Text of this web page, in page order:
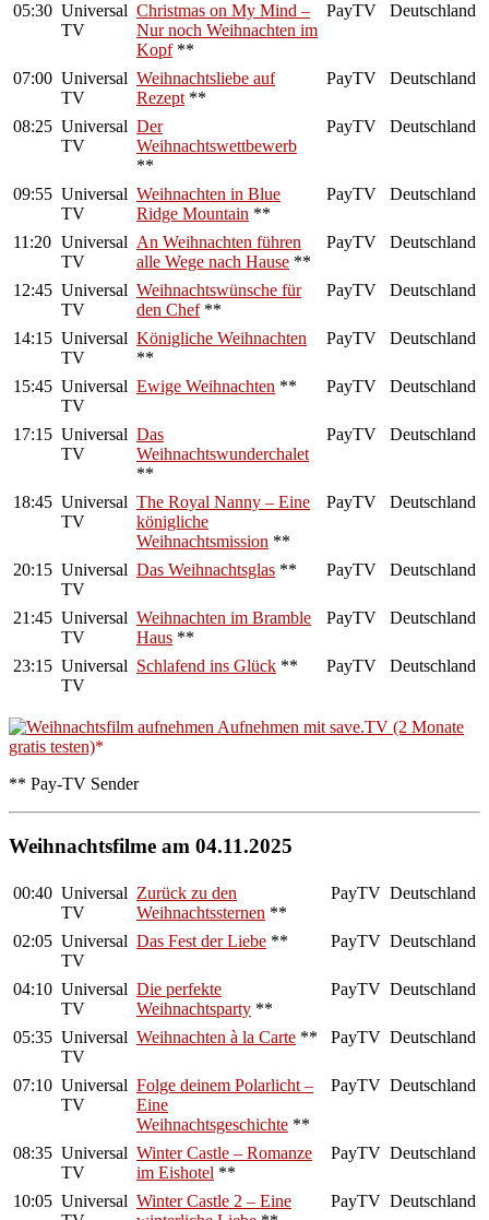
05:30 Universal
TV
Christmas on My Mind –
Nur noch Weihnachten im
Kopf**
PayTV Deutschland
07:00 Universal
TV
Weihnachtsliebe auf
Rezept **
PayTV Deutschland
08:25 Universal
TV
Der
Weihnachtswettbewerb
**
PayTV Deutschland
09:55 Universal
TV
Weihnachten in Blue
Ridge Mountain **
PayTV Deutschland
11:20 Universal
TV
An Weihnachten führen
alle Wege nach Hause **
PayTV Deutschland
12:45 Universal
TV
Weihnachtswünsche für
den Chef**
PayTV Deutschland
14:15 Universal
TV
Königliche Weihnachten
**
PayTV Deutschland
15:45 Universal
TV
Ewige Weihnachten ** PayTV Deutschland
17:15 Universal
TV
Das
Weihnachtswunderchalet
**
PayTV Deutschland
18:45 Universal
TV
The Royal Nanny – Eine
königliche
Weihnachtsmission **
PayTV Deutschland
20:15 Universal
TV
Das Weihnachtsglas ** PayTV Deutschland
21:45 Universal
TV
Weihnachten im Bramble
Haus **
PayTV Deutschland
23:15 Universal
TV
Schlafend ins Glück ** PayTV Deutschland
Aufnehmen mit save.TV (2 Monate
gratis testen)
** Pay-TV Sender
Weihnachtsfilme am 04.11.2025
00:40 Universal
TV
Zurück zu den
Weihnachtssternen **
PayTV Deutschland
02:05 Universal
TV
Das Fest der Liebe ** PayTV Deutschland
04:10 Universal
TV
Die perfekte
Weihnachtsparty **
PayTV Deutschland
05:35 Universal
TV
Weihnachten à la Carte ** PayTV Deutschland
07:10 Universal
TV
Folge deinem Polarlicht –
Eine
Weihnachtsgeschichte **
PayTV Deutschland
08:35 Universal
TV
Winter Castle – Romanze
im Eishotel **
PayTV Deutschland
10:05 Universal Winter Castle 2 – Eine
PayTV Deutschland